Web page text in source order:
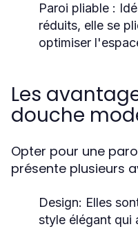
Paroi pliable :
réduits, elle se
optimiser
Les
douche
Opter pour une
présente plusieurs
Design: Elles
style élégant qui